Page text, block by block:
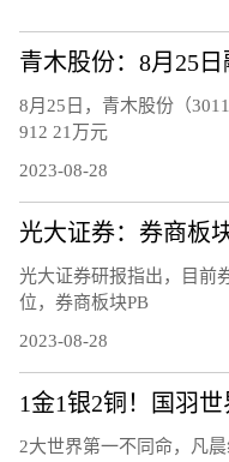
8月25日，青木股份（
912 21万元
2023-08-28
光大证券研报指出，目前
位，券商板块PB
2023-08-28
2大世界第一不同命，凡